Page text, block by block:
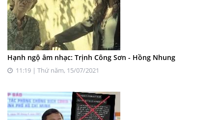
Hạnh ngộ âm nhạc: Trịnh Công Sơn - Hồng Nhung
11:19 | Thứ năm, 15/07/2021